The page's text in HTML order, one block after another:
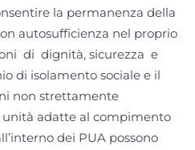
la permanenza della
autosufficienza nel proprio
di dignità, sicurezza e
di isolamento sociale e il
non strettamente
unità adatte al compimento
dei PUA possono